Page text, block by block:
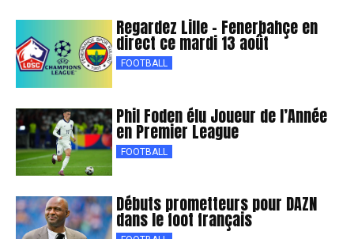
Regardez Lille – Fenerbahçe en
direct ce mardi 13 août
FOOTBALL
Phil Foden élu Joueur de l’Année
en Premier League
FOOTBALL
Débuts prometteurs pour DAZN
dans le foot français